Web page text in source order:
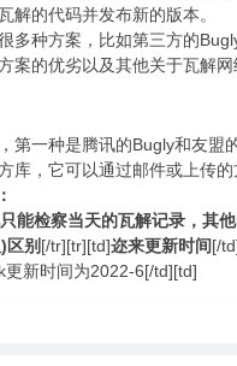
解的代码并发布新的版本。
种方案，比如第三方的
的优劣以及其他关于瓦解网
一种是腾讯的Bugly和友盟
库，它可以通过邮件或上传
能检察当天的瓦解记录，其
区别 [/tr][tr][td]迩来更新时间[/
新时间为2022-6[/td][td]